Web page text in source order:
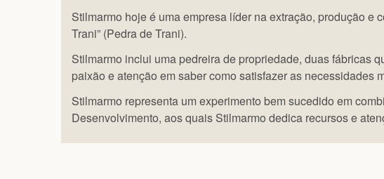
Stilmarmo hoje é uma empresa líder na extração, produção e
Trani” (Pedra de Trani).
Stilmarmo inclui uma pedreira de propriedade, duas fábricas
paixão e atenção em saber como satisfazer as necessidades
Stilmarmo representa um experimento bem sucedido em
Desenvolvimento, aos quais Stilmarmo dedica recursos e